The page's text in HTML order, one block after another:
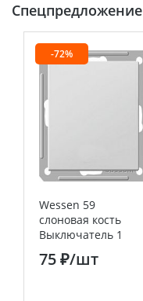
Спецпредложение
-72%
Wessen 59
слоновая кость
Выключатель 1
клавишный 16А
(сх.1) Systeme
75 ₽/шт